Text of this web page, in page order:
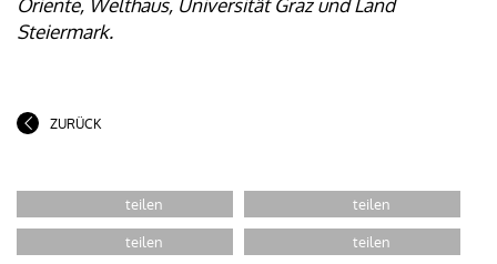
Oriente, Welthaus, Universität Graz und Land
Steiermark.
ZURÜCK